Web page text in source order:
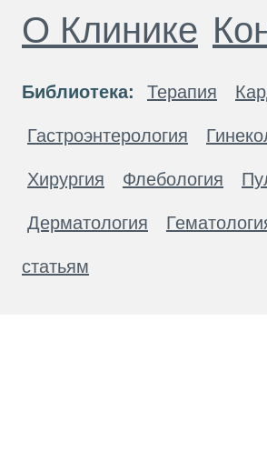
О Клинике
Библиотека: Терапия
Гастроэнтерология
Хирургия Флебология
Дерматология
статьям